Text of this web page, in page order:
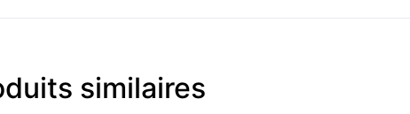
similaires